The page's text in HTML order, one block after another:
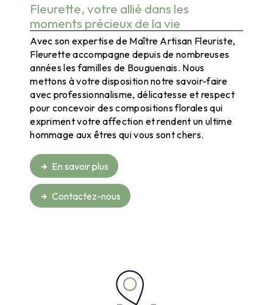
Fleurette, votre allié dans les
moments précieux de la vie
Avec son expertise de Maître Artisan Fleuriste,
Fleurette accompagne depuis de nombreuses
années les familles de Bouguenais. Nous
mettons à votre disposition notre savoir-faire
avec professionnalisme, délicatesse et respect
pour concevoir des compositions florales qui
expriment votre affection et rendent un ultime
hommage aux êtres qui vous sont chers.
En savoir plus
Contactez-nous